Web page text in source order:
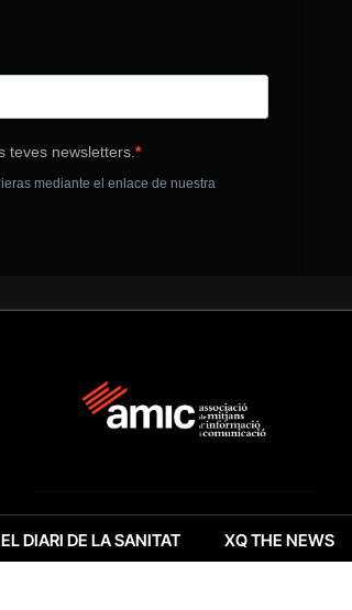
EL DIARI DE LA SANITAT XQ THE NEWS